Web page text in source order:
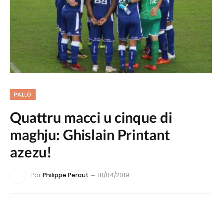
PALLÒ
Quattru macci u cinque di
maghju: Ghislain Printant
azezu!
ParPhilippe Peraut 18/04/2019